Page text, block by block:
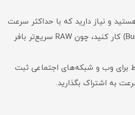
و نیاز دارید که با حداکثر سرعت
عکاسی پیوسته (Burst Mode) کار کنید، چون RAW سریع‌تر بافر
برای وب و شبکه‌های اجتماعی ثبت
به اشتراک بگذارید.